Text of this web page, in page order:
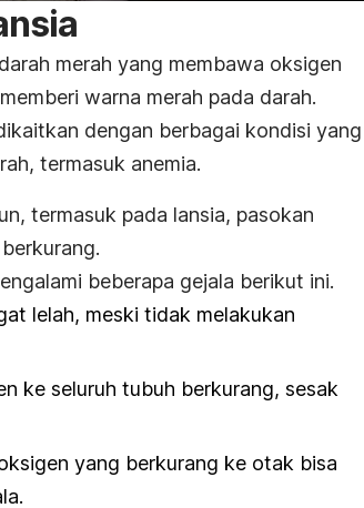
merah yang membawa oksigen
warna merah pada darah.
dengan berbagai kondisi yang
termasuk anemia.
termasuk pada lansia, pasokan
beberapa gejala berikut ini.
lelah, meski tidak melakukan
ke seluruh tubuh berkurang, sesak
yang berkurang ke otak bisa